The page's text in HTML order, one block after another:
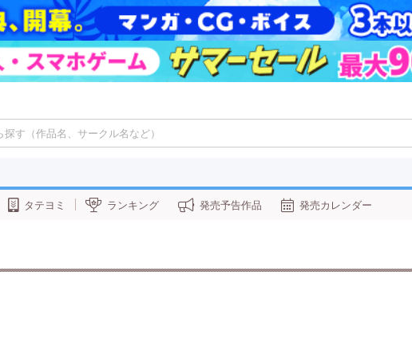
タテヨミ ランキング 発売予告作品 発売カレンダー